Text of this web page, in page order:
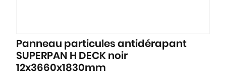
Panneau particules antidérapant
SUPERPAN H DECK noir
12x3660x1830mm